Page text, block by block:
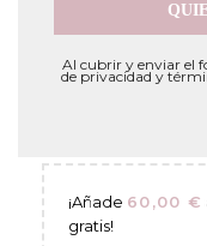
Al cubrir y enviar el
de privacidad y
BLUSA
¡Añade 60,00 €
gratis!